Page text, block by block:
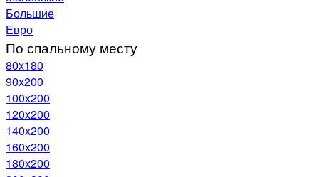
Большие
Евро
По спальному месту
80х180
90х200
100х200
120x200
140х200
160х200
180х200